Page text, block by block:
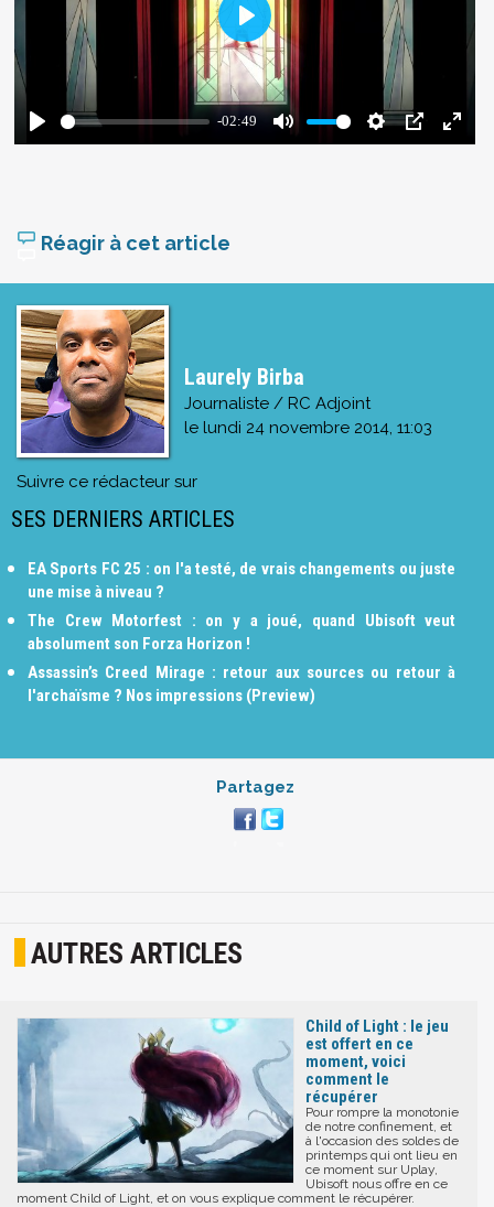
Réagir à cet article
Laurely Birba
Journaliste / RC Adjoint
le lundi 24 novembre 2014, 11:03
Suivre ce rédacteur sur
SES DERNIERS ARTICLES
EA Sports FC 25 : on l'a testé, de vrais changements ou juste
une mise à niveau ?
The Crew Motorfest : on y a joué, quand Ubisoft veut
absolument son Forza Horizon !
Assassin’s Creed Mirage : retour aux sources ou retour à
l'archaïsme ? Nos impressions (Preview)
Partagez
AUTRES ARTICLES
Child of Light : le jeu
est offert en ce
moment, voici
comment le
récupérer
Pour rompre la monotonie
de notre confinement, et
à l'occasion des soldes de
printemps qui ont lieu en
ce moment sur Uplay,
Ubisoft nous offre en ce
moment Child of Light, et on vous explique comment le récupérer.